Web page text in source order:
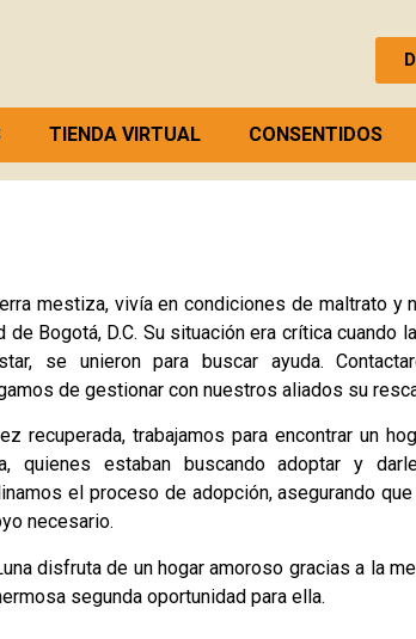
TIENDA VIRTUAL CONSENTIDOS
mestiza, vivía en condiciones de maltrato y
de Bogotá, D.C. Su situación era crítica cuando
se unieron para buscar ayuda.
de gestionar con nuestros aliados su
recuperada, trabajamos para encontrar un
quienes estaban buscando adoptar y
el proceso de adopción, asegurando
necesario.
disfruta de un hogar amoroso gracias a la
segunda oportunidad para ella.